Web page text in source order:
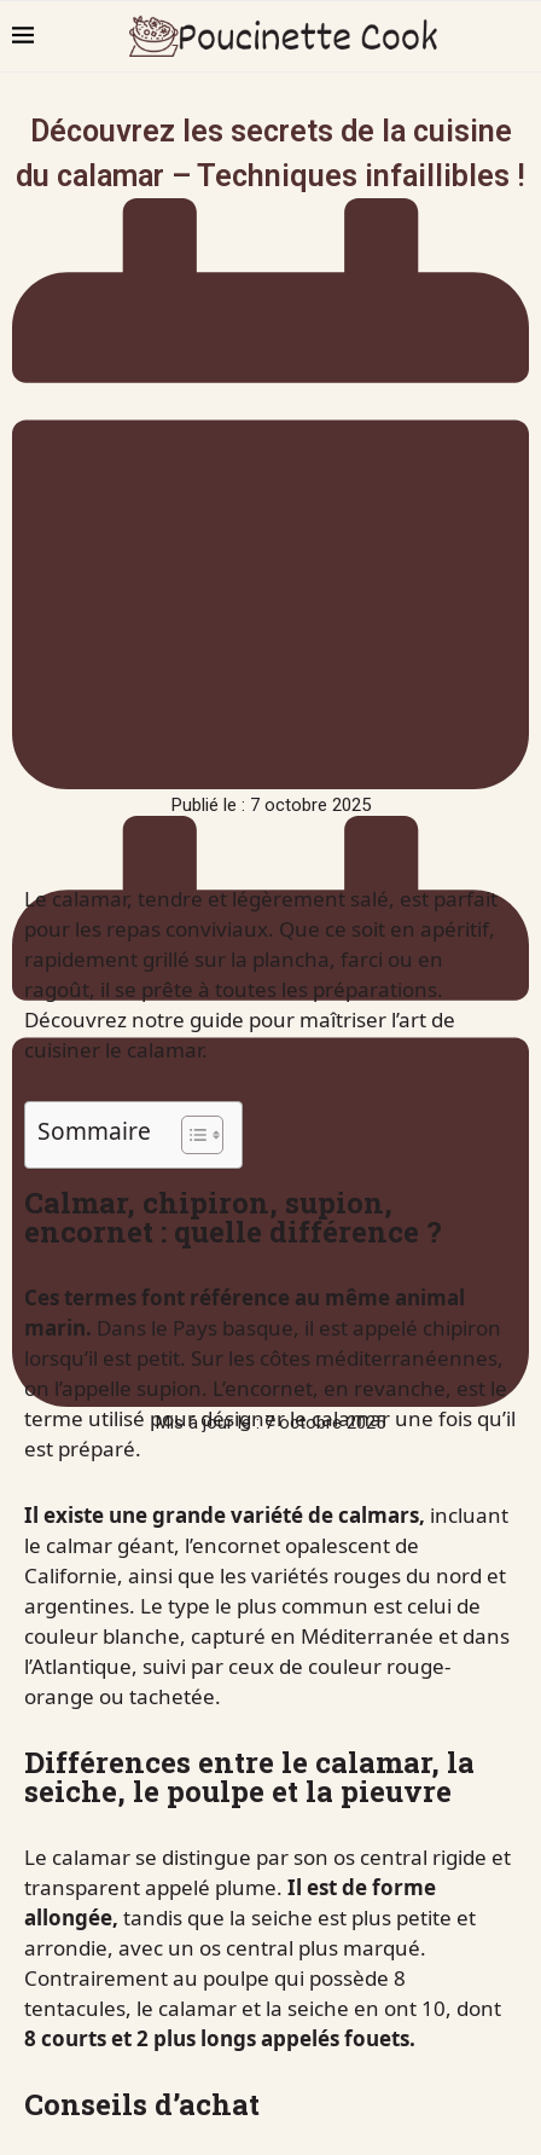
Découvrez les secrets de la cuisine
du calamar – Techniques infaillibles !
Publié le : 7 octobre 2025
Mis à jour le : 7 octobre 2025
Le calamar, tendre et légèrement salé, est parfait
pour les repas conviviaux. Que ce soit en apéritif,
rapidement grillé sur la plancha, farci ou en
ragoût, il se prête à toutes les préparations.
Découvrez notre guide pour maîtriser l’art de
cuisiner le calamar.
Sommaire
Calmar, chipiron, supion,
encornet : quelle différence ?
Ces termes font référence au même animal
marin. Dans le Pays basque, il est appelé chipiron
lorsqu’il est petit. Sur les côtes méditerranéennes,
on l’appelle supion. L’encornet, en revanche, est le
terme utilisé pour désigner le calamar une fois qu’il
est préparé.
Il existe une grande variété de calmars, incluant
le calmar géant, l’encornet opalescent de
Californie, ainsi que les variétés rouges du nord et
argentines. Le type le plus commun est celui de
couleur blanche, capturé en Méditerranée et dans
l’Atlantique, suivi par ceux de couleur rouge-
orange ou tachetée.
Différences entre le calamar, la
seiche, le poulpe et la pieuvre
Le calamar se distingue par son os central rigide et
transparent appelé plume. Il est de forme
allongée, tandis que la seiche est plus petite et
arrondie, avec un os central plus marqué.
Contrairement au poulpe qui possède 8
tentacules, le calamar et la seiche en ont 10, dont
8 courts et 2 plus longs appelés fouets.
Conseils d’achat